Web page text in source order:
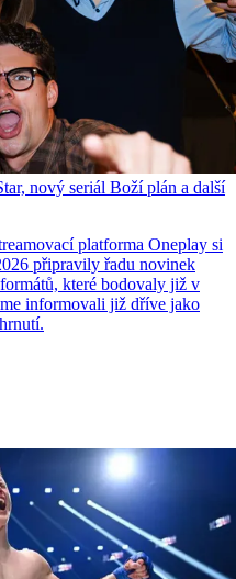
nový seriál Boží plán a další
platforma Oneplay si
připravily řadu novinek
které bodovaly již v
informovali již dříve jako